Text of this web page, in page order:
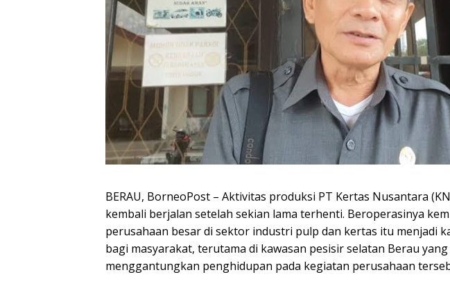
BERAU, BorneoPost – Aktivitas produksi PT Kertas Nusantara
kembali berjalan setelah sekian lama terhenti. Beroperasinya
perusahaan besar di sektor industri pulp dan kertas itu menjadi
bagi masyarakat, terutama di kawasan pesisir selatan Berau
menggantungkan penghidupan pada kegiatan perusahaan